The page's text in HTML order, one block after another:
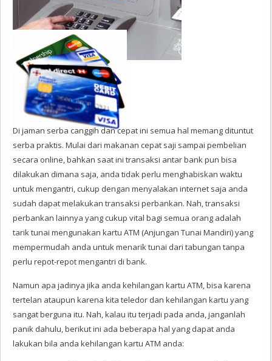
Di jaman serba canggih dan cepat ini semua hal memang dituntut
serba praktis. Mulai dari makanan cepat saji sampai pembelian
secara online, bahkan saat ini transaksi antar bank pun bisa
dilakukan dimana saja, anda tidak perlu menghabiskan waktu
untuk mengantri, cukup dengan menyalakan internet saja anda
sudah dapat melakukan transaksi perbankan. Nah, transaksi
perbankan lainnya yang cukup vital bagi semua orang adalah
tarik tunai mengunakan kartu ATM (Anjungan Tunai Mandiri) yang
mempermudah anda untuk menarik tunai dari tabungan tanpa
perlu repot-repot mengantri di bank.
Namun apa jadinya jika anda kehilangan kartu ATM, bisa karena
tertelan ataupun karena kita teledor dan kehilangan kartu yang
sangat berguna itu. Nah, kalau itu terjadi pada anda, janganlah
panik dahulu, berikut ini ada beberapa hal yang dapat anda
lakukan bila anda kehilangan kartu ATM anda: